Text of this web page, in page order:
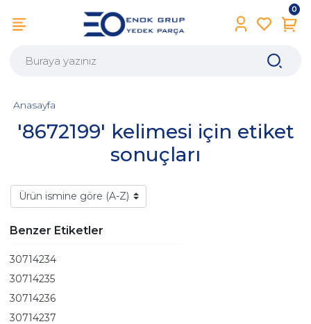
0
'8672199' kelimesi için etiket
sonuçları
Anasayfa
Benzer Etiketler
30714234
30714235
30714236
30714237